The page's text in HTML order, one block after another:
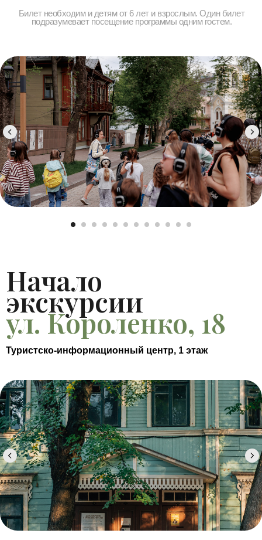
Начало
экскурсии
ул. Короленко, 18
Туристско-информационный центр, 1 этаж